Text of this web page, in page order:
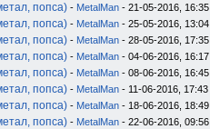
попса) - MetalMan - 21-05-2016, 16:35
попса) - MetalMan - 25-05-2016, 13:04
попса) - MetalMan - 28-05-2016, 17:35
попса) - MetalMan - 04-06-2016, 16:17
попса) - MetalMan - 08-06-2016, 16:45
попса) - MetalMan - 11-06-2016, 17:43
попса) - MetalMan - 18-06-2016, 18:49
попса) - MetalMan - 22-06-2016, 09:56